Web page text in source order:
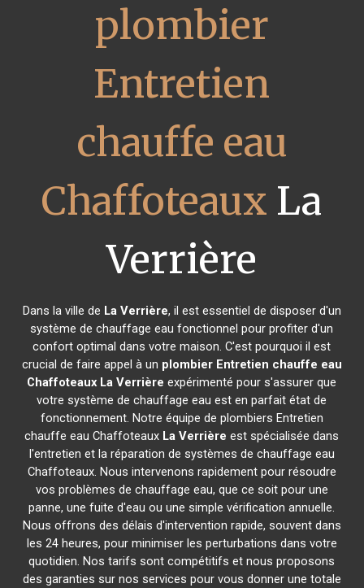
plombier
Entretien
chauffe eau
Chaffoteaux La
Verrière
Dans la ville de La Verrière, il est essentiel de disposer d'un
système de chauffage eau fonctionnel pour profiter d'un
confort optimal dans votre maison. C'est pourquoi il est
crucial de faire appel à un plombier Entretien chauffe eau
Chaffoteaux La Verrière expérimenté pour s'assurer que
votre système de chauffage eau est en parfait état de
fonctionnement. Notre équipe de plombiers Entretien
chauffe eau Chaffoteaux La Verrière est spécialisée dans
l'entretien et la réparation de systèmes de chauffage eau
Chaffoteaux. Nous intervenons rapidement pour résoudre
vos problèmes de chauffage eau, que ce soit pour une
panne, une fuite d'eau ou une simple vérification annuelle.
Nous offrons des délais d'intervention rapide, souvent dans
les 24 heures, pour minimiser les perturbations dans votre
quotidien. Nos tarifs sont compétitifs et nous proposons
des garanties sur nos services pour vous donner une totale